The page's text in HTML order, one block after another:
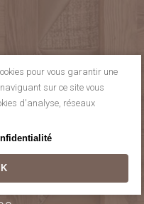
88
pour vous garantir une
sur ce site vous
d'analyse, réseaux